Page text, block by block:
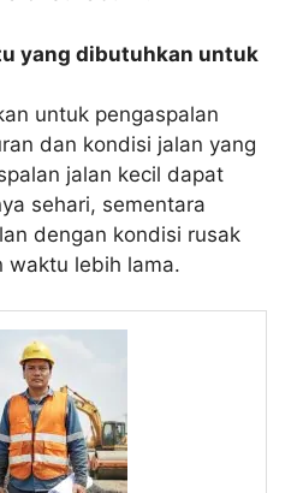
yang dibutuhkan untuk
untuk pengaspalan
dan kondisi jalan yang
jalan kecil dapat
sehari, sementara
dengan kondisi rusak
waktu lebih lama.